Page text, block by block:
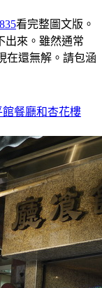
看完整圖文版。
出來。雖然通常
在還無解。請包涵
餐廳和杏花樓